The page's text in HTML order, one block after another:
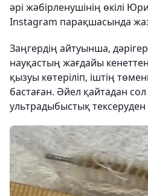
әрі жәбірленушінің өкілі
Instagram парақшасында
Заңгердің айтуынша,
науқастың жағдайы
қызуы көтеріліп, іштің
бастаған. Әйел қайтадан
ультрадыбыстық тексеруден